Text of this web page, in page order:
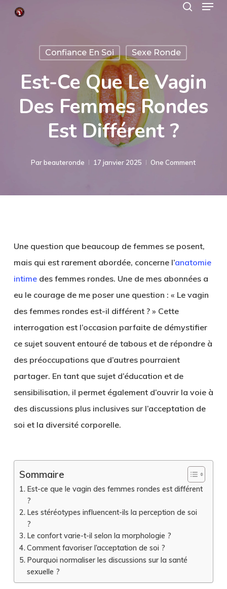
Skip
Confiance En Soi Sexe Ronde
Est-Ce Que Le Vagin
Des Femmes Rondes
Est Différent ?
Par beauteronde 17 janvier 2025 One Comment
Une question que beaucoup de femmes se posent,
mais qui est rarement abordée, concerne l’anatomie
intimedes femmes rondes. Une de mes abonnées a
eu le courage de me poser une question : « Le vagin
des femmes rondes est-il différent ? » Cette
interrogation est l’occasion parfaite de démystifier
ce sujet souvent entouré de tabous et de répondre à
des préoccupations que d’autres pourraient
partager. En tant que sujet d’éducation et de
sensibilisation, il permet également d’ouvrir la voie à
des discussions plus inclusives sur l’acceptation de
soi et la diversité corporelle.
Sommaire
Est-ce que le vagin des femmes rondes est différent
?
Les stéréotypes influencent-ils la perception de soi
?
Le confort varie-t-il selon la morphologie ?
Comment favoriser l’acceptation de soi ?
Pourquoi normaliser les discussions sur la santé
sexuelle ?